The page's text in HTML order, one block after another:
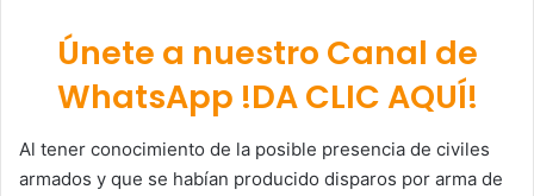
Únete a nuestro Canal de
WhatsApp !DA CLIC AQUÍ!
Al tener conocimiento de la posible presencia de civiles
armados y que se habían producido disparos por arma de